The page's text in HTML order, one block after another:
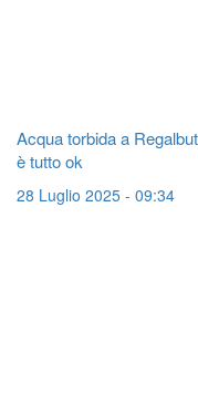
Acqua torbida a
è tutto ok
28 Luglio 2025 - 09:34